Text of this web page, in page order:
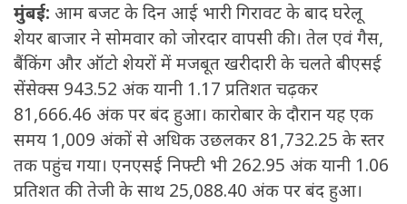
मुंबई: आम बजट के दिन आई भारी गिरावट के बाद घरेलू
शेयर बाजार ने सोमवार को जोरदार वापसी की। तेल एवं गैस,
बैंकिंग और ऑटो शेयरों में मजबूत खरीदारी के चलते बीएसई
सेंसेक्स 943.52 अंक यानी 1.17 प्रतिशत चढ़कर
81,666.46 अंक पर बंद हुआ। कारोबार के दौरान यह एक
समय 1,009 अंकों से अधिक उछलकर 81,732.25 के स्तर
तक पहुंच गया। एनएसई निफ्टी भी 262.95 अंक यानी 1.06
प्रतिशत की तेजी के साथ 25,088.40 अंक पर बंद हुआ।